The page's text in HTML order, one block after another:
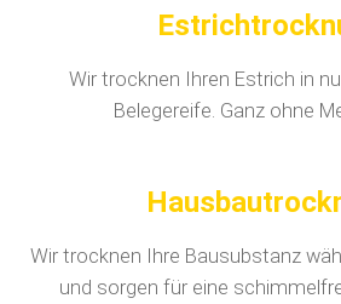
Wir trocknen Ihren Estrich in
Belegereife. Ganz ohne
Wir trocknen Ihre Bausubstanz
und sorgen für eine